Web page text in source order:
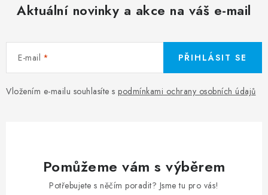
Aktuální novinky a akce na váš e-mail
E-mail
Vložením e-mailu souhlasíte s podmínkami ochrany osobních údajů
PŘIHLÁSIT SE
Pomůžeme vám s výběrem
Potřebujete s něčím poradit? Jsme tu pro vás!